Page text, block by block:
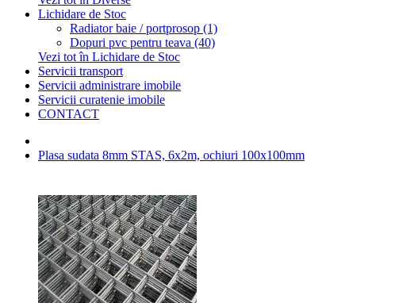
Lichidare de Stoc
Radiator baie / portprosop (1)
Dopuri pvc pentru teava (40)
Vezi tot în Lichidare de Stoc
Servicii transport
Servicii administrare imobile
Servicii curatenie imobile
CONTACT
Plasa sudata 8mm STAS, 6x2m, ochiuri 100x100mm